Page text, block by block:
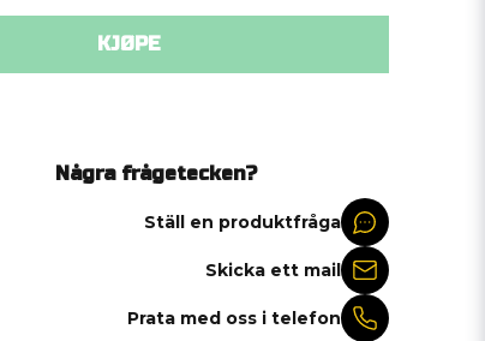
KJØPE
Några frågetecken?
Ställ en produktfråga
Skicka ett mail
Prata med oss i telefon